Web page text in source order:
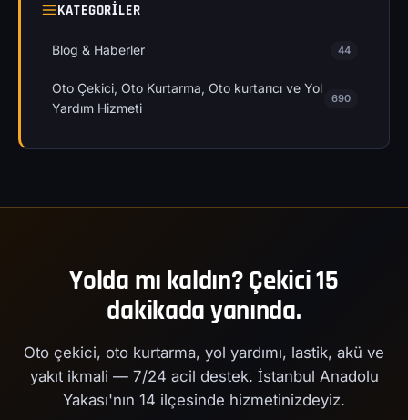
KATEGORILER
Blog & Haberler 44
Oto Çekici, Oto Kurtarma, Oto kurtarıcı ve Yol
Yardım Hizmeti
690
Yolda mı kaldın? Çekici 15
dakikada yanında.
Oto çekici, oto kurtarma, yol yardımı, lastik, akü ve
yakıt ikmali — 7/24 acil destek. İstanbul Anadolu
Yakası'nın 14 ilçesinde hizmetinizdeyiz.